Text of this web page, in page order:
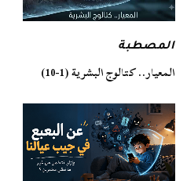
المصطبة
المعيار.. كتالوج البشرية (1-10)